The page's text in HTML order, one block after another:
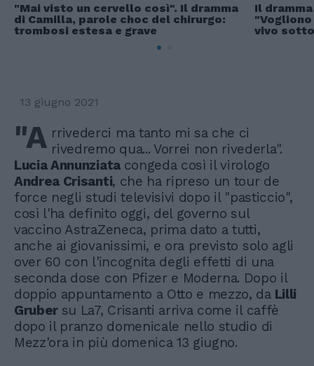
"Mai visto un cervello così". Il dramma
di Camilla, parole choc del chirurgo:
trombosi estesa e grave
Il
vivo
13 giugno 2021
"A rrivederci ma tanto mi sa che ci
rivedremo qua... Vorrei non rivederla".
Lucia Annunziata congeda così il virologo
Andrea Crisanti, che ha ripreso un tour de
force negli studi televisivi dopo il "pasticcio",
così l'ha definito oggi, del governo sul
vaccino AstraZeneca, prima dato a tutti,
anche ai giovanissimi, e ora previsto solo agli
over 60 con l'incognita degli effetti di una
seconda dose con Pfizer e Moderna. Dopo il
doppio appuntamento a Otto e mezzo, daLilli
Gruber su La7, Crisanti arriva come il caffè
dopo il pranzo domenicale nello studio di
Mezz'ora in più domenica 13 giugno.